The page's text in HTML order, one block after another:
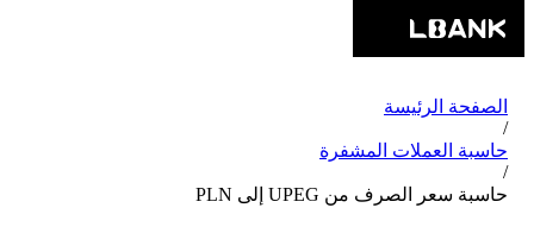
الصفحة الرئيسة
/
حاسبة العملات المشفرة
/
حاسبة سعر الصرف من UPEG إلى PLN